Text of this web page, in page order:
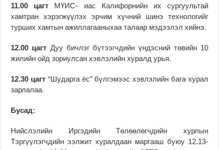
11.00 цагт МҮИС- иас Калифорнийн их сургуультай
хамтран хэрэгжүүлэх эрчим хүчний шинэ технологийг
турших хамтын ажиллагааныхаа талаар мэдээлэл хийнэ.
12.00 цагт Дуу бичлэг бүтээгчдийн үндэсний төвийн 10
жилийн ойд зориулсан хэвлэлийн хуралд урья.
12.30 цагт “Шударга ёс” бүлгэмээс хэвлэлийн бага хурал
зарлалаа.
Бусад:
Нийслэлийн Иргэдийн Төлөөлөгчдийн хурлын
Тэргүүлэгчдийн ээлжит хуралдаан маргааш буюу 12.13-